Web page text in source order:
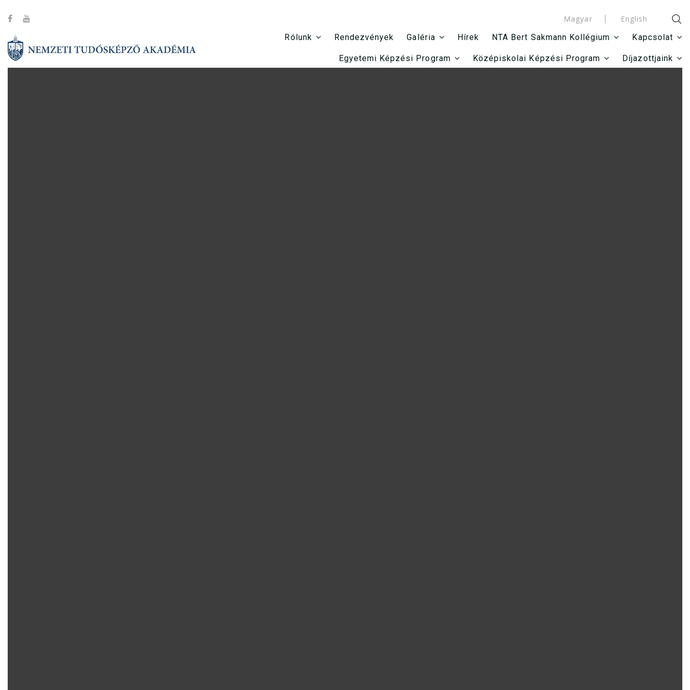
Magyar
English
Rólunk
Rendezvények Galéria Hírek NTA Bert Sakmann Kollégium Kapcsolat
Egyetemi Képzési Program Középiskolai Képzési Program Díjazottjaink